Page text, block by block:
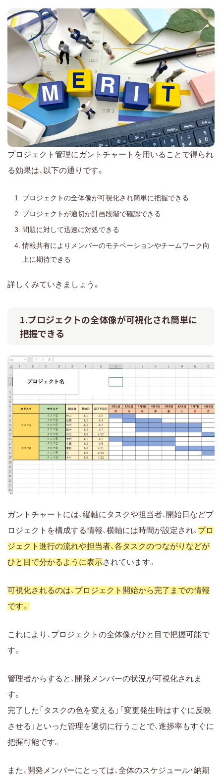
プロジェクト管理にガントチャートを用いることで得られ
る効果は、以下の通りです。
プロジェクトの全体像が可視化され簡単に把握できる
プロジェクトが適切か計画段階で確認できる
問題に対して迅速に対処できる
情報共有によりメンバーのモチベーションやチームワーク向
上に期待できる
詳しくみていきましょう。
1.プロジェクトの全体像が可視化され簡単に
把握できる
ガントチャートには、縦軸にタスクや担当者、開始日などプ
ロジェクトを構成する情報、横軸には時間が設定され、 プロ
ジェクト進行の流れや担当者、各タスクのつながりなどが
ひと目で分かるように表示されています。
可視化されるのは、プロジェクト開始から完了までの情報
です。
これにより、プロジェクトの全体像がひと目で把握可能で
す。
管理者からすると、開発メンバーの状況が可視化されま
す。
完了した「タスクの色を変える」「変更発生時はすぐに反映
させる」といった管理を適切に行うことで、進捗率もすぐに
把握可能です。
また、開発メンバーにとっては、全体のスケジュール・納期